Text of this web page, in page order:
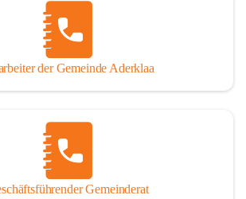
der Gemeinde Aderklaa
Gemeinderat